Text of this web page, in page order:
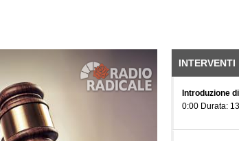
INTERVENTI
Introduzione
0:00 Durata: